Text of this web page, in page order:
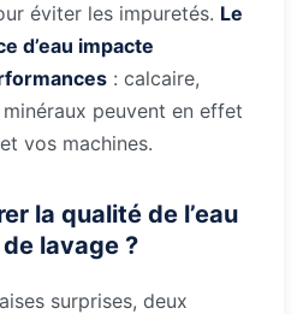
éviter les impuretés. Le
d’eau impacte
: calcaire,
peuvent en effet
vos machines.
la qualité de l’eau
lavage ?
surprises, deux